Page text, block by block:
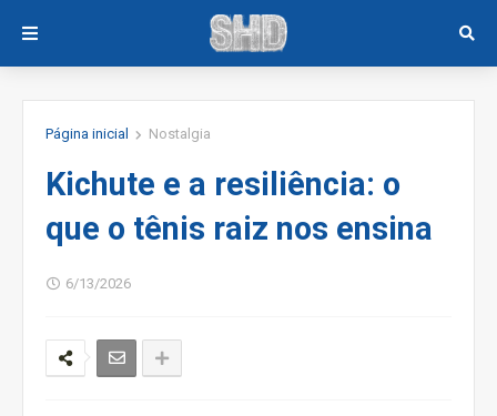
Página inicial Nostalgia
Kichute e a resiliência: o
que o tênis raiz nos ensina
6/13/2026